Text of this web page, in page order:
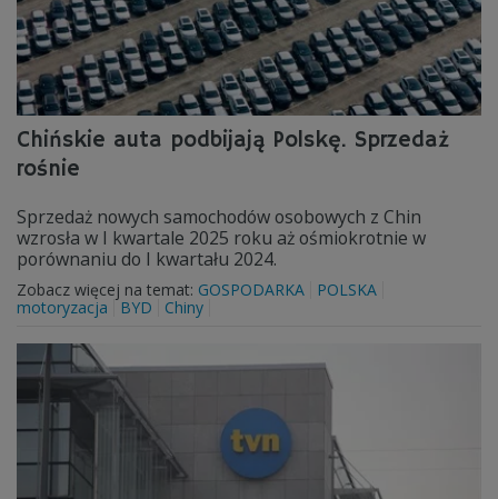
Chińskie auta podbijają Polskę. Sprzedaż
rośnie
Sprzedaż nowych samochodów osobowych z Chin
wzrosła w I kwartale 2025 roku aż ośmiokrotnie w
porównaniu do I kwartału 2024.
Zobacz więcej na temat: GOSPODARKA
POLSKA
motoryzacja
BYD Chiny